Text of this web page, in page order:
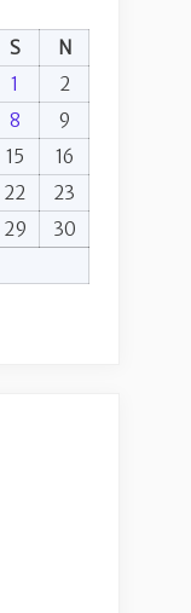
S
N
1
2
8
9
15
16
22
23
29
30